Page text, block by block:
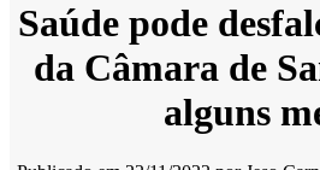
Saúde pode
da Câmara de
alguns